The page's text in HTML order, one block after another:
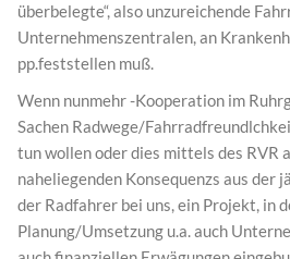
überbelegte“, also unzureichende
Unternehmenszentralen, an
pp.feststellen muß.
Wenn nunmehr -Kooperation im
Sachen Radwege/
tun wollen oder dies mittels des RVR
naheliegenden Konsequenzs aus der
der Radfahrer bei uns, ein Projekt, in
Planung/Umsetzung u.a. auch